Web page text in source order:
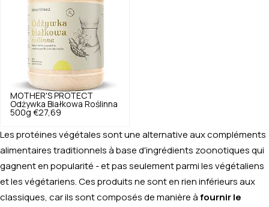
MOTHER'S PROTECT
Odżywka Białkowa Roślinna
500g €27,69
Les protéines végétales sont une alternative aux compléments
alimentaires traditionnels à base d'ingrédients zoonotiques qui
gagnent en popularité - et pas seulement parmi les végétaliens
et les végétariens. Ces produits ne sont en rien inférieurs aux
classiques, car ils sont composés de manière à fournir le